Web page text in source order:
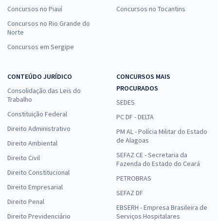
Concursos no Piauí
Concursos no Rio Grande do
Norte
Concursos em Sergipe
Concursos no Tocantins
CONTEÚDO JURÍDICO
Consolidação das Leis do
Trabalho
Constituição Federal
Direito Administrativo
Direito Ambiental
Direito Civil
Direito Constitucional
Direito Empresarial
Direito Penal
Direito Previdenciário
CONCURSOS MAIS
PROCURADOS
SEDES
PC DF - DELTA
PM AL - Polícia Militar do Estado
de Alagoas
SEFAZ CE - Secretaria da
Fazenda do Estado do Ceará
PETROBRAS
SEFAZ DF
EBSERH - Empresa Brasileira de
Serviços Hospitalares